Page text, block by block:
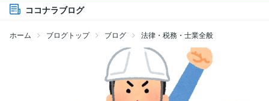
ココナラブログ
ホーム ブログトップ ブログ 法律・税務・士業全般